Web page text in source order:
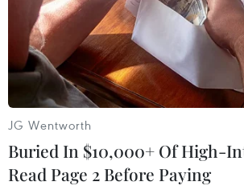
JG Wentworth
Buried In $10,000+ Of High-
Read Page 2 Before Paying